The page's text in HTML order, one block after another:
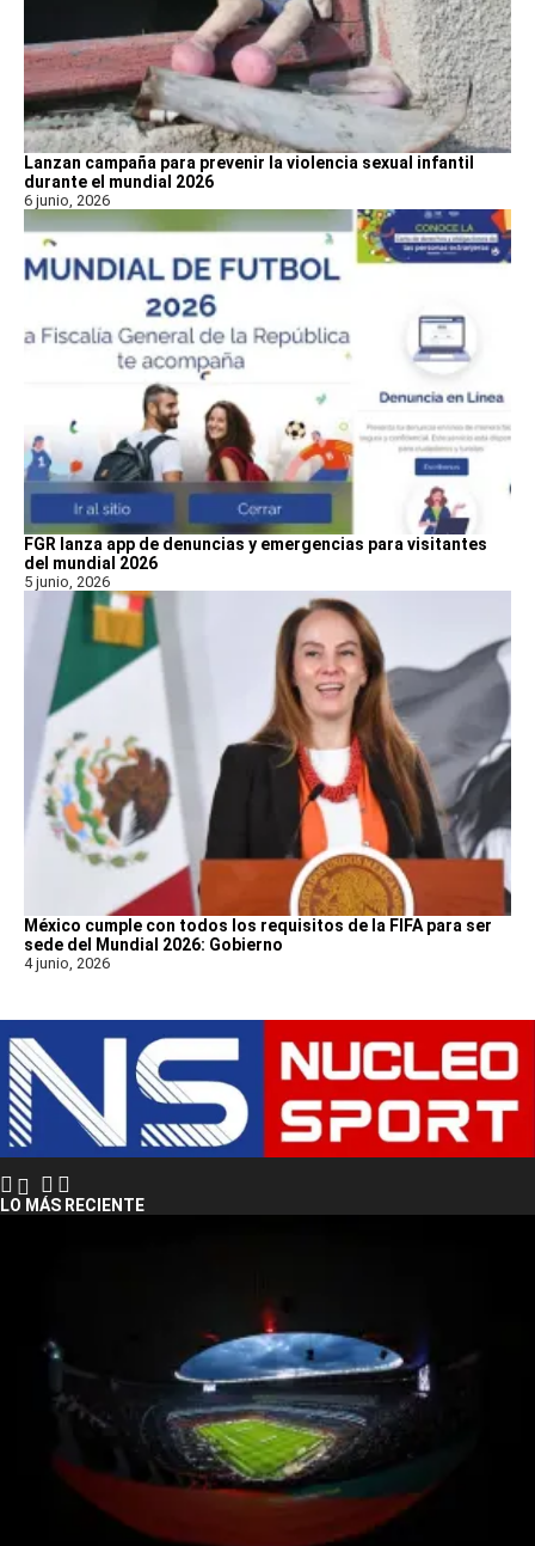
Lanzan campaña para prevenir la violencia sexual infantil
durante el mundial 2026
6 junio, 2026
FGR lanza app de denuncias y emergencias para visitantes
del mundial 2026
5 junio, 2026
México cumple con todos los requisitos de la FIFA para ser
sede del Mundial 2026: Gobierno
4 junio, 2026
LO MÁS RECIENTE